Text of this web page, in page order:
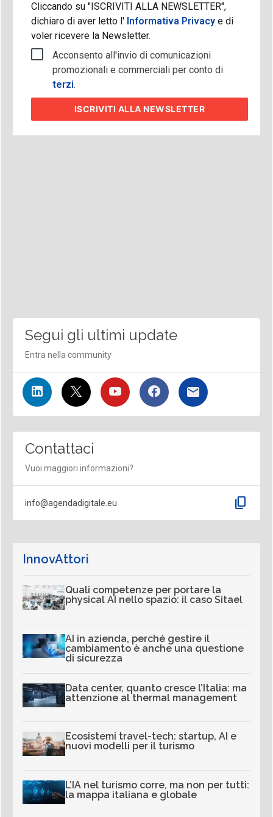
Cliccando su "ISCRIVITI ALLA NEWSLETTER",
dichiaro di aver letto l'Informativa Privacy e di
voler ricevere la Newsletter.
Acconsento all'invio di comunicazioni
promozionali e commerciali per conto di
terzi.
ISCRIVITI ALLA NEWSLETTER
Segui gli ultimi update
Entra nella community
Contattaci
Vuoi maggiori informazioni?
info@agendadigitale.eu content_copy
InnovAttori
Quali competenze per portare la
physical AI nello spazio: il caso Sitael
AI in azienda, perché gestire il
cambiamento è anche una questione
di sicurezza
Data center, quanto cresce l’Italia: ma
attenzione al thermal management
Ecosistemi travel-tech: startup, AI e
nuovi modelli per il turismo
L’IA nel turismo corre, ma non per tutti:
la mappa italiana e globale